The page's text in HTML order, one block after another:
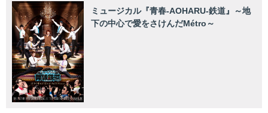
ミュージカル『青春-AOHARU-鉄道』～地
下の中心で愛をさけんだMétro～